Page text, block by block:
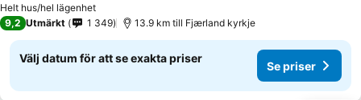
Helt hus/hel lägenhet
9,2 Utmärkt 1 349 13.9 km till Fjærland kyrkje
Välj datum för att se exakta priser
Se priser